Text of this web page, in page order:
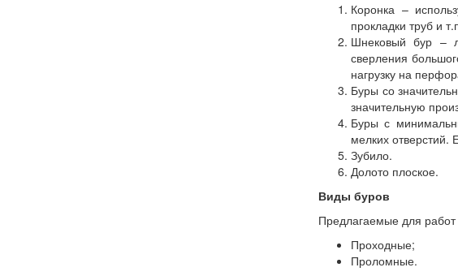
Коронка –
прокладки труб и
Шнековый бур –
сверления
нагрузку на
Буры со
значительную
Буры с
мелких отверстий.
Зубило.
Долото плоское.
Виды буров
Предлагаемые для
Проходные;
Проломные.